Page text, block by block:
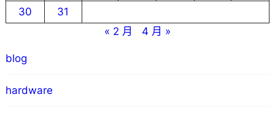
30
31
« 2 月
4 月 »
blog
hardware